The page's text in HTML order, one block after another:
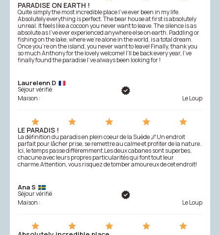
PARADISE ON EARTH !
Quite simply the most incredible place I've ever been in my life.
Absolutely everything is perfect. The bear house at first is absolutely
unreal. It feels like a cocoon you never want to leave. The silence is as
absolute as I've ever experienced anywhere else on earth. Paddling or
fishing on the lake, where we're alone in the world, is a total dream.
Once you're on the island, you never want to leave! Finally, thank you
so much Anthony for the lovely welcome! I'll be back every year, I've
finally found the paradise I've always been looking for !
Laurelenn D
Séjour vérifié
Maison :
Le Loup
LE PARADIS !
La définition du paradis en plein coeur de la Suède 🌌Un endroit
parfait pour lâcher prise, se remettre au calme et profiter de la nature.
Ici, le temps passe différemment.Les deux cabanes sont superbes,
chacune avec leurs propres particularités qui font tout leur
charme.Attention, vous risquez de tomber amoureux de cet endroit!
Ana S
Séjour vérifié
Maison :
Le Loup